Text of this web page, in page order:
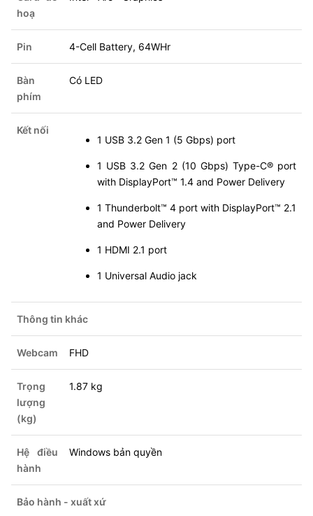
hoạ
Pin 4-Cell Battery, 64WHr
Bàn
phím
Có LED
Kết nối
1 USB 3.2 Gen 1 (5 Gbps) port
1 USB 3.2 Gen 2 (10 Gbps) Type-C® port
with DisplayPort™ 1.4 and Power Delivery
1 Thunderbolt™ 4 port with DisplayPort™ 2.1
and Power Delivery
1 HDMI 2.1 port
1 Universal Audio jack
Thông tin khác
Webcam FHD
Trọng
lượng
(kg)
1.87 kg
Hệ điều
hành
Windows bản quyền
Bảo hành - xuất xứ